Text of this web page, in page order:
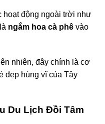
hoạt động ngoài trời như
ngắm hoa cà phê vào
nhiên, đây chính là cơ
đẹp hùng vĩ của Tây
Du Lịch Đồi Tâm